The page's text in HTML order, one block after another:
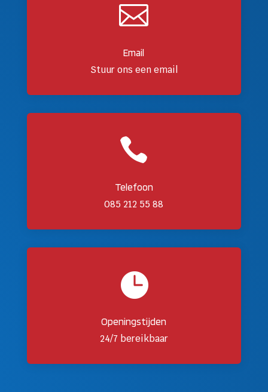

Email
Stuur ons een email

Telefoon
085 212 55 88

Openingstijden
24/7 bereikbaar